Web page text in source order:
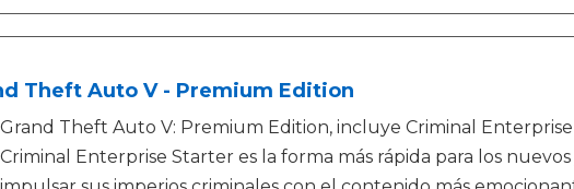
Theft Auto V - Premium Edition
Grand Theft Auto V: Premium Edition, incluye Criminal
Criminal Enterprise Starter es la forma más rápida para los